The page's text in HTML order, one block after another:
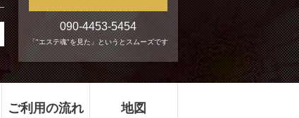
090-4453-5454
「"エステ魂"を見た」というとスムーズです
ご利用の流れ 地図